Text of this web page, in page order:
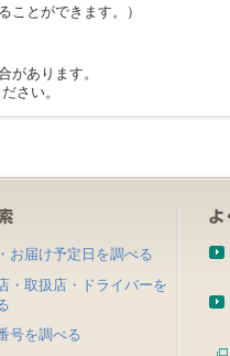
ことができます。）
あります。
さい。
お届け予定日を調べる
・取扱店・ドライバーを
号を調べる